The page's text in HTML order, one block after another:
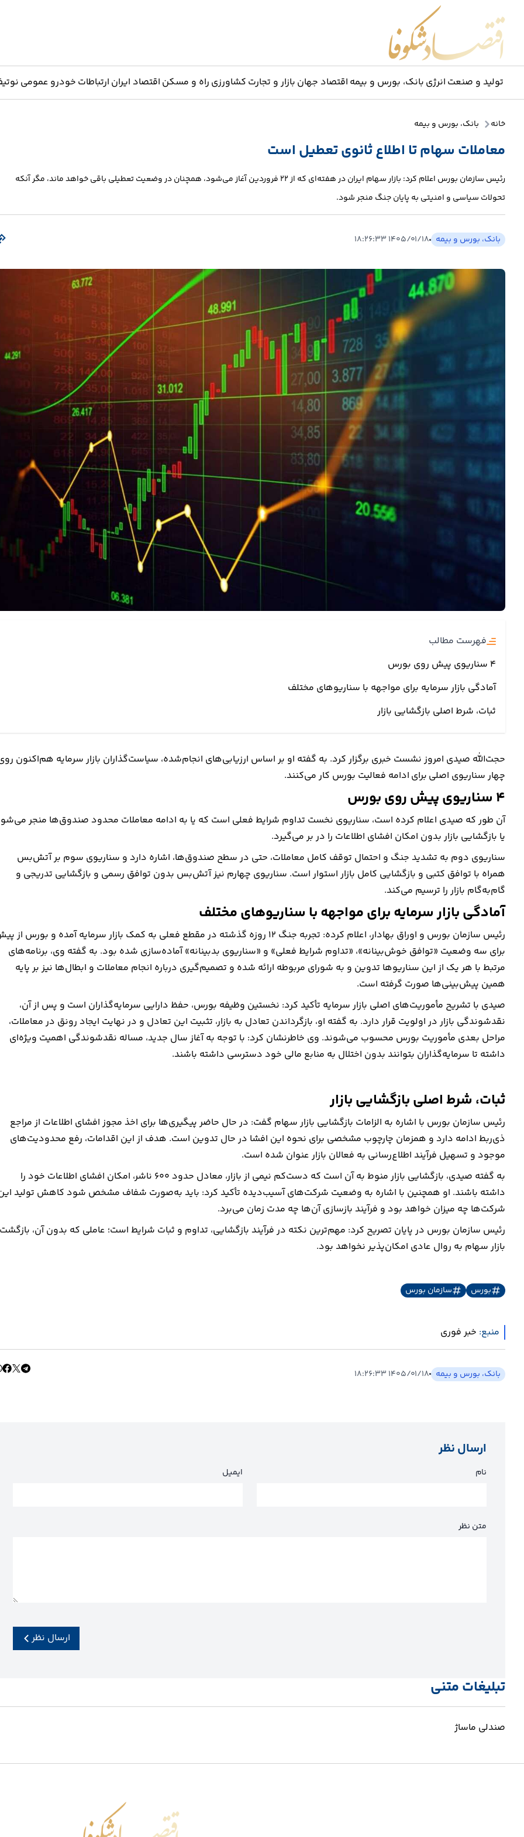
تولید و صنعت انرژی بانک، بورس و بیمه اقتصاد جهان بازار و تجارت کشاورزی راه و مسکن اقتصاد ایران ارتباطات خودرو عمومی
خانه بانک، بورس و بیمه
معاملات سهام تا اطلاع ثانوی تعطیل است
رئیس سازمان بورس اعلام کرد: بازار سهام ایران در هفته‌ای که از ۲۲ فروردین آغاز می‌شود، همچنان در وضعیت تعطیلی باقی خواهد ماند، مگر آنکه
تحولات سیاسی و امنیتی به پایان جنگ منجر شود.
بانک، بورس و بیمه ۱۴۰۵/۰۱/۱۸ ۱۸:۲۶:۳۳
فهرست مطالب
4 سناریوی پیش روی بورس
آمادگی بازار سرمایه برای مواجهه با سناریوهای مختلف
ثبات، شرط اصلی بازگشایی بازار
حجت‌الله صیدی امروز نشست خبری برگزار کرد. به گفته او بر اساس ارزیابی‌های انجام‌شده، سیاست‌گذاران بازار سرمایه هم‌اکنون
چهار سناریوی اصلی برای ادامه فعالیت بورس کار می‌کنند.
4 سناریوی پیش روی بورس
آن طور که صیدی اعلام کرده است، سناریوی نخست تداوم شرایط فعلی است که یا به ادامه معاملات محدود صندوق‌ها منجر
یا بازگشایی بازار بدون امکان افشای اطلاعات را در بر می‌گیرد.
سناریوی دوم به تشدید جنگ و احتمال توقف کامل معاملات، حتی در سطح صندوق‌ها، اشاره دارد و سناریوی سوم بر آتش‌بس
همراه با توافق کتبی و بازگشایی کامل بازار استوار است. سناریوی چهارم نیز آتش‌بس بدون توافق رسمی و بازگشایی تدریجی و
گام‌به‌گام بازار را ترسیم می‌کند.
آمادگی بازار سرمایه برای مواجهه با سناریوهای مختلف
رئیس سازمان بورس و اوراق بهادار، اعلام کرده: تجربه جنگ ۱۲ روزه گذشته در مقطع فعلی به کمک بازار سرمایه آمده و بورس از
برای سه وضعیت «توافق خوش‌بینانه»، «تداوم شرایط فعلی» و «سناریوی بدبینانه» آماده‌سازی شده بود. به گفته وی، برنامه‌های
مرتبط با هر یک از این سناریوها تدوین و به شورای مربوطه ارائه شده و تصمیم‌گیری درباره انجام معاملات و ابطال‌ها نیز بر پایه
همین پیش‌بینی‌ها صورت گرفته است.
صیدی با تشریح مأموریت‌های اصلی بازار سرمایه تأکید کرد: نخستین وظیفه بورس، حفظ دارایی سرمایه‌گذاران است و پس از آن،
نقدشوندگی بازار در اولویت قرار دارد. به گفته او، بازگرداندن تعادل به بازار، تثبیت این تعادل و در نهایت ایجاد رونق در معاملات،
مراحل بعدی مأموریت بورس محسوب می‌شوند. وی خاطرنشان کرد: با توجه به آغاز سال جدید، مساله نقدشوندگی اهمیت ویژه‌ای
داشته تا سرمایه‌گذاران بتوانند بدون اختلال به منابع مالی خود دسترسی داشته باشند.
ثبات، شرط اصلی بازگشایی بازار
رئیس سازمان بورس با اشاره به الزامات بازگشایی بازار سهام گفت: در حال حاضر پیگیری‌ها برای اخذ مجوز افشای اطلاعات از مراجع
ذی‌ربط ادامه دارد و همزمان چارچوب مشخصی برای نحوه این افشا در حال تدوین است. هدف از این اقدامات، رفع محدودیت‌های
موجود و تسهیل فرآیند اطلاع‌رسانی به فعالان بازار عنوان شده است.
به گفته صیدی، بازگشایی بازار منوط به آن است که دست‌کم نیمی از بازار، معادل حدود ۶۰۰ ناشر، امکان افشای اطلاعات خود را
داشته باشند. او همچنین با اشاره به وضعیت شرکت‌های آسیب‌دیده تأکید کرد: باید به‌صورت شفاف مشخص شود کاهش تولید
شرکت‌ها چه میزان خواهد بود و فرآیند بازسازی آن‌ها چه مدت زمان می‌برد.
رئیس سازمان بورس در پایان تصریح کرد: مهم‌ترین نکته در فرآیند بازگشایی، تداوم و ثبات شرایط است؛ عاملی که بدون آن، بازگشت
بازار سهام به روال عادی امکان‌پذیر نخواهد بود.
بورس سازمان بورس
منبع: خبر فوری
بانک، بورس و بیمه ۱۴۰۵/۰۱/۱۸ ۱۸:۲۶:۳۳
ارسال نظر
نام ایمیل
متن نظر
ارسال نظر
تبلیغات متنی
صندلی ماساژ
اقتصاد شکوفا